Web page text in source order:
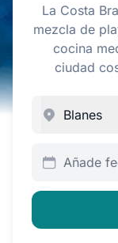
La Costa
mezcla de
cocina
ciudad
Añade